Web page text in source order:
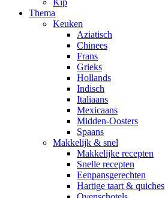
Kip
Thema
Keuken
Aziatisch
Chinees
Frans
Grieks
Hollands
Indisch
Italiaans
Mexicaans
Midden-Oosters
Spaans
Makkelijk & snel
Makkelijke recepten
Snelle recepten
Eenpansgerechten
Hartige taart & quiches